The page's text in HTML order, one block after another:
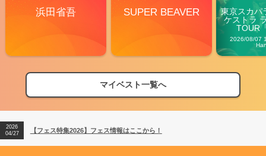
浜田省吾 SUPER BEAVER
東京スカパ
ケストラ
TOUR
2026/08/07
マイベスト一覧へ
【フェス特集2026】フェス情報はここから！
【ライブ動員ランキング】2026年上半期編発表！
2026
04/27
【フェス特集2026】フェス情報はここから！
2026